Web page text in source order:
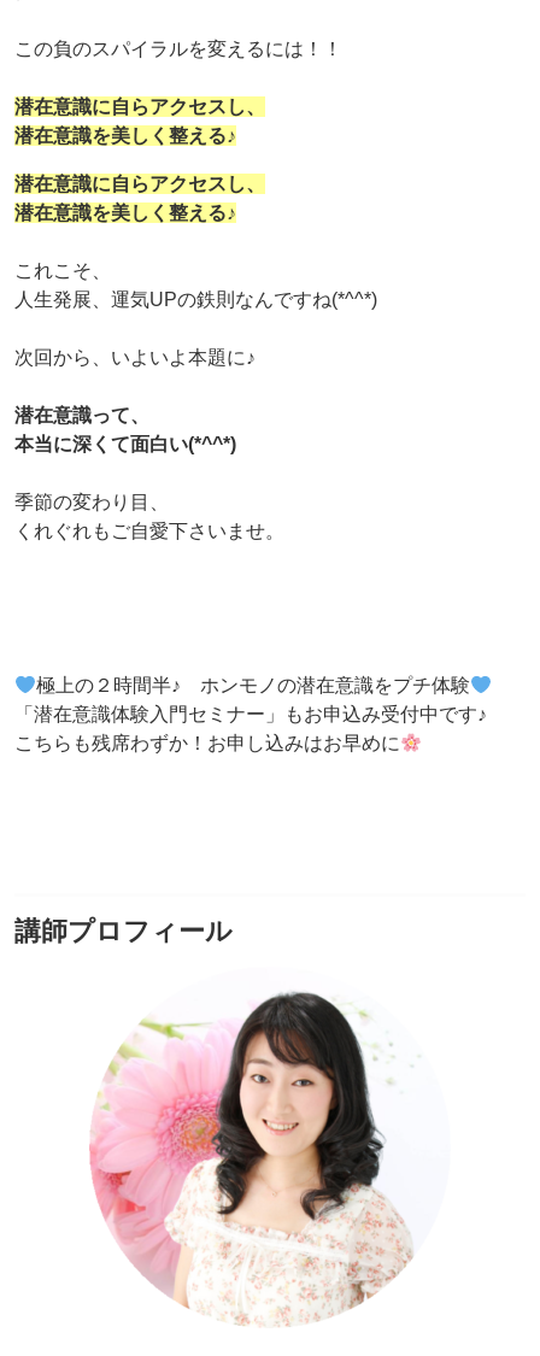
この負のスパイラルを変えるには！！
潜在意識に自らアクセスし、
潜在意識を美しく整える♪
潜在意識に自らアクセスし、
潜在意識を美しく整える♪
これこそ、
人生発展、運気UPの鉄則なんですね(*^^*)
次回から、いよいよ本題に♪
潜在意識って、
本当に深くて面白い(*^^*)
季節の変わり目、
くれぐれもご自愛下さいませ。
極上の２時間半♪ ホンモノの潜在意識をプチ体験
「潜在意識体験入門セミナー」もお申込み受付中です♪
こちらも残席わずか！お申し込みはお早めに
講師プロフィール